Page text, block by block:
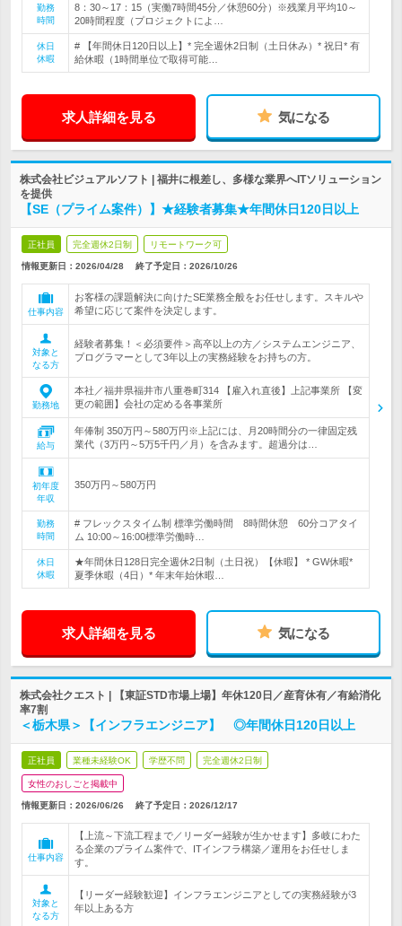
勤務
時間
8：30～17：15（実働7時間45分／休憩60分）※残業月平均10～
20時間程度（プロジェクトによ…
休日
休暇
# 【年間休日120日以上】* 完全週休2日制（土日休み）* 祝日* 有
給休暇（1時間単位で取得可能…
求人詳細を見る 気になる
株式会社ビジュアルソフト | 福井に根差し、多様な業界へITソリューション
を提供
【SE（プライム案件）】★経験者募集★年間休日120日以上
正社員 完全週休2日制 リモートワーク可
情報更新日：2026/04/28 終了予定日： 2026/10/26
仕事内容
お客様の課題解決に向けたSE業務全般をお任せします。スキルや
希望に応じて案件を決定します。
対象と
なる方
経験者募集！＜必須要件＞高卒以上の方／システムエンジニア、
プログラマーとして3年以上の実務経験をお持ちの方。
勤務地
本社／福井県福井市八重巻町314 【雇入れ直後】上記事業所 【変
更の範囲】会社の定める各事業所
給与
年俸制 350万円～580万円※上記には、月20時間分の一律固定残
業代（3万円～5万5千円／月）を含みます。超過分は…
初年度
年収
350万円～580万円
勤務
時間
# フレックスタイム制 標準労働時間 8時間休憩 60分コアタイ
ム 10:00～16:00標準労働時…
休日
休暇
★年間休日128日完全週休2日制（土日祝）【休暇】 * GW休暇*
夏季休暇（4日）* 年末年始休暇…
求人詳細を見る 気になる
株式会社クエスト | 【東証STD市場上場】年休120日／産育休有／有給消化
率7割
＜栃木県＞【インフラエンジニア】 ◎年間休日120日以上
正社員 業種未経験OK 学歴不問 完全週休2日制
女性のおしごと掲載中
情報更新日：2026/06/26 終了予定日： 2026/12/17
仕事内容
【上流～下流工程まで／リーダー経験が生かせます】多岐にわた
る企業のプライム案件で、ITインフラ構築／運用をお任せしま
す。
対象と
なる方
【リーダー経験歓迎】インフラエンジニアとしての実務経験が3
年以上ある方